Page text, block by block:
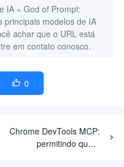
IA » God of Prompt:
principais modelos de IA
achar que o URL está
em contato conosco.
 0
Chrome DevTools MCP:
permitindo que a